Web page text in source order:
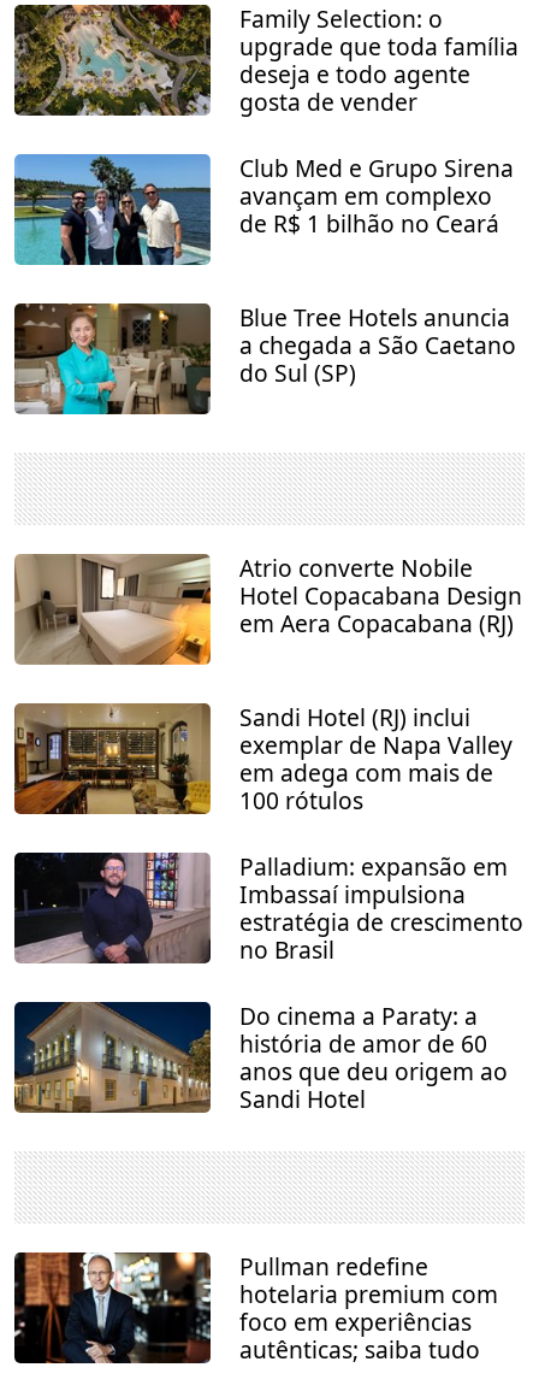
Family Selection: o
upgrade que toda família
deseja e todo agente
gosta de vender
Club Med e Grupo Sirena
avançam em complexo
de R$ 1 bilhão no Ceará
Blue Tree Hotels anuncia
a chegada a São Caetano
do Sul (SP)
Atrio converte Nobile
Hotel Copacabana Design
em Aera Copacabana (RJ)
Sandi Hotel (RJ) inclui
exemplar de Napa Valley
em adega com mais de
100 rótulos
Palladium: expansão em
Imbassaí impulsiona
estratégia de crescimento
no Brasil
Do cinema a Paraty: a
história de amor de 60
anos que deu origem ao
Sandi Hotel
Pullman redefine
hotelaria premium com
foco em experiências
autênticas; saiba tudo